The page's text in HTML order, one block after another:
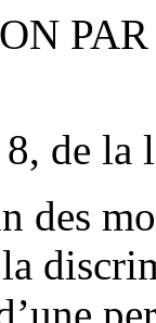
8, de
des